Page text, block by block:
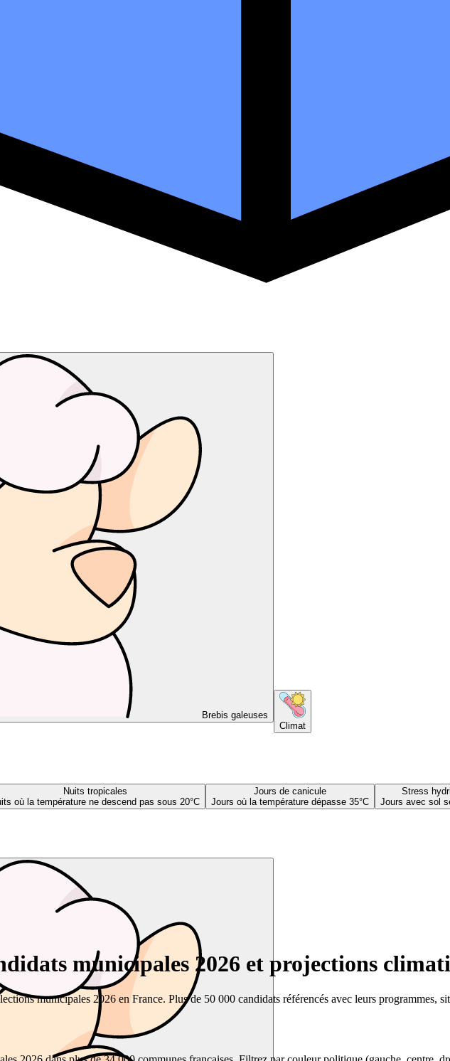
Brebis galeuses
Climat
Nuits tropicales
où la température ne descend pas sous 20°C
Jours de canicule
Jours où la température dépasse 35°C
Stress
Jours avec sol
municipales 2026 et projections
municipales 2026 en France. Plus de 50 000 candidats référencés avec leurs programmes,